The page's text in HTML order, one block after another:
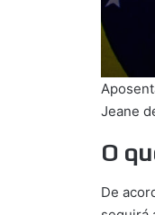
Jeane
O
De